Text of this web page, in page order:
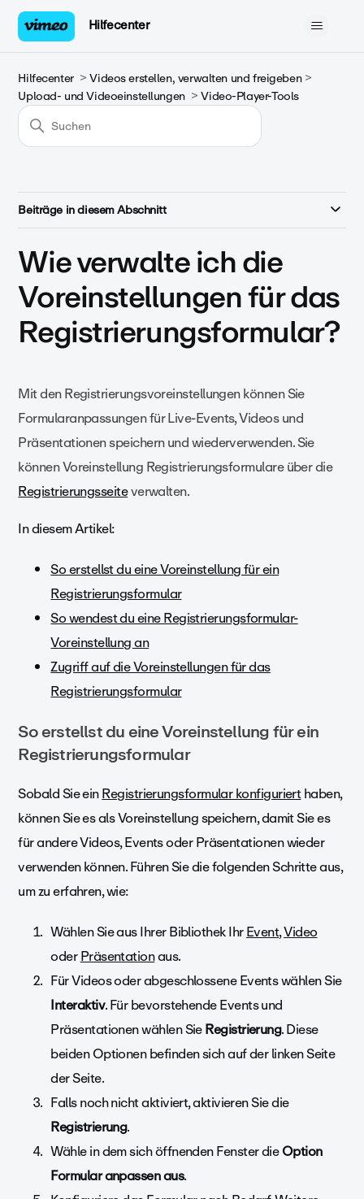
Hilfecenter
Hilfecenter
Videos erstellen, verwalten und freigeben
Upload- und Videoeinstellungen
Video-Player-Tools
Beiträge in diesem Abschnitt
Wie verwalte ich die
Voreinstellungen für das
Registrierungsformular?
Mit den Registrierungsvoreinstellungen können Sie
Formularanpassungen für Live-Events, Videos und
Präsentationen speichern und wiederverwenden. Sie
können Voreinstellung Registrierungsformulare über die
Registrierungsseiteverwalten.
In diesem Artikel:
So erstellst du eine Voreinstellung für ein
Registrierungsformular
So wendest du eine Registrierungsformular-
Voreinstellung an
Zugriff auf die Voreinstellungen für das
Registrierungsformular
So erstellst du eine Voreinstellung für ein
Registrierungsformular
Sobald Sie einRegistrierungsformular konfigurierthaben,
können Sie es als Voreinstellung speichern, damit Sie es
für andere Videos, Events oder Präsentationen wieder
verwenden können. Führen Sie die folgenden Schritte aus,
um zu erfahren, wie:
Wählen Sie aus Ihrer Bibliothek IhrEvent,Video
oderPräsentationaus.
Für Videos oder abgeschlossene Events wählen Sie
Interaktiv. Für bevorstehende Events und
Präsentationen wählen SieRegistrierung. Diese
beiden Optionen befinden sich auf der linken Seite
der Seite.
Falls noch nicht aktiviert, aktivieren Sie die
Registrierung.
Wähle in dem sich öffnenden Fenster dieOption
Formular anpassen aus.